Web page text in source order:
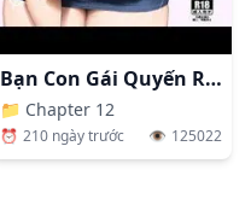
Bạn Con Gái Quyến Rũ Tôi
📁 Chapter 12
⏰ 210 ngày trước 👁️ 125022